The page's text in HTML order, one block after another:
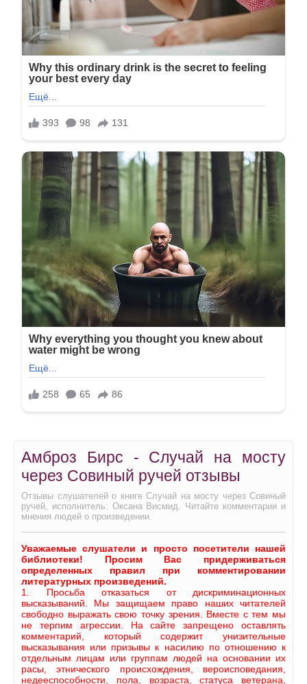
Амброз Бирс - Случай на мосту
через Совиный ручей отзывы
Отзывы слушателей о книге Случай на мосту через Совиный
ручей, исполнитель: Оксана Висмид. Читайте комментарии и
мнения людей о произведении.
Уважаемые слушатели и просто посетители нашей
библиотеки! Просим Вас придерживаться
определенных правил при комментировании
литературных произведений.
1. Просьба отказаться от дискриминационных
высказываний. Мы защищаем право наших читателей
свободно выражать свою точку зрения. Вместе с тем мы
не терпим агрессии. На сайте запрещено оставлять
комментарий, который содержит унизительные
высказывания или призывы к насилию по отношению к
отдельным лицам или группам людей на основании их
расы, этнического происхождения, вероисповедания,
недееспособности, пола, возраста, статуса ветерана,